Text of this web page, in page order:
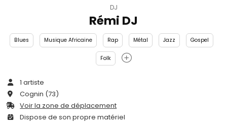
DJ
Rémi DJ
Blues Musique Africaine Rap Métal Jazz Gospel
Folk
1 artiste
Cognin (73)
Voir la zone de déplacement
Dispose de son propre matériel